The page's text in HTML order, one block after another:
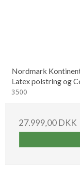
Nordmark
Latex polstring og
3500
27.999,00 DKK